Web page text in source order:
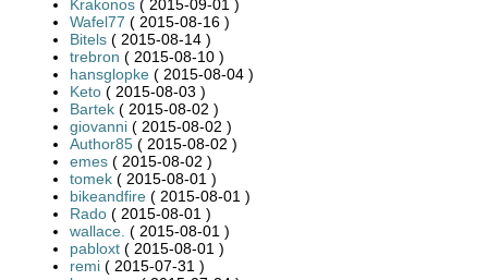
Krakonos ( 2015-09-01 )
Wafel77 ( 2015-08-16 )
Bitels ( 2015-08-14 )
trebron ( 2015-08-10 )
hansglopke ( 2015-08-04 )
Keto ( 2015-08-03 )
Bartek ( 2015-08-02 )
giovanni ( 2015-08-02 )
Author85 ( 2015-08-02 )
emes ( 2015-08-02 )
tomek ( 2015-08-01 )
bikeandfire ( 2015-08-01 )
Rado ( 2015-08-01 )
wallace. ( 2015-08-01 )
pabloxt ( 2015-08-01 )
remi ( 2015-07-31 )